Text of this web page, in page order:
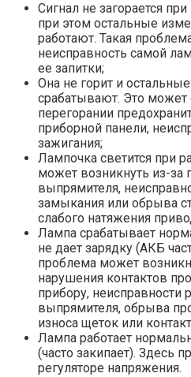
Сигнал не загорается
при этом остальные
работают. Такая
неисправность самой
ее запитки;
Она не горит и
срабатывают. Это может
перегорании
приборной панели,
зажигания;
Лампочка светится при
может возникнуть из-за
выпрямителя,
замыкания или обрыва
слабого натяжения
Лампа срабатывает
не дает зарядку (АКБ
проблема может
нарушения контактов
прибору, неисправности
выпрямителя, обрыва
износа щеток или
Лампа работает
(часто закипает). Здесь
регуляторе напряжения.